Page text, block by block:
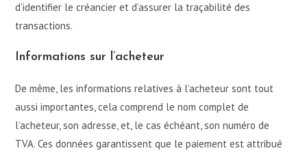
d’identifier le créancier et d’assurer la traçabilité des
transactions.
Informations sur l’acheteur
De même, les informations relatives à l’acheteur sont tout
aussi importantes, cela comprend le nom complet de
l’acheteur, son adresse, et, le cas échéant, son numéro de
TVA. Ces données garantissent que le paiement est attribué